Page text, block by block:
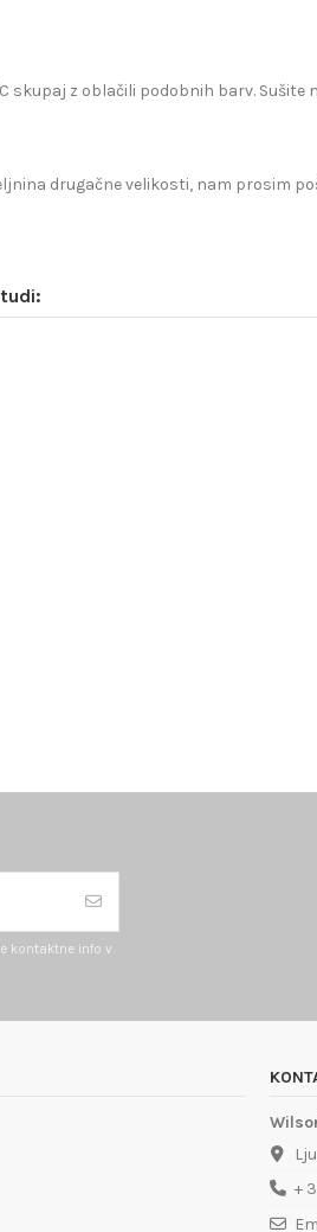
skupaj z oblačili podobnih barv.
drugačne velikosti, nam prosim
kontaktne info v
+